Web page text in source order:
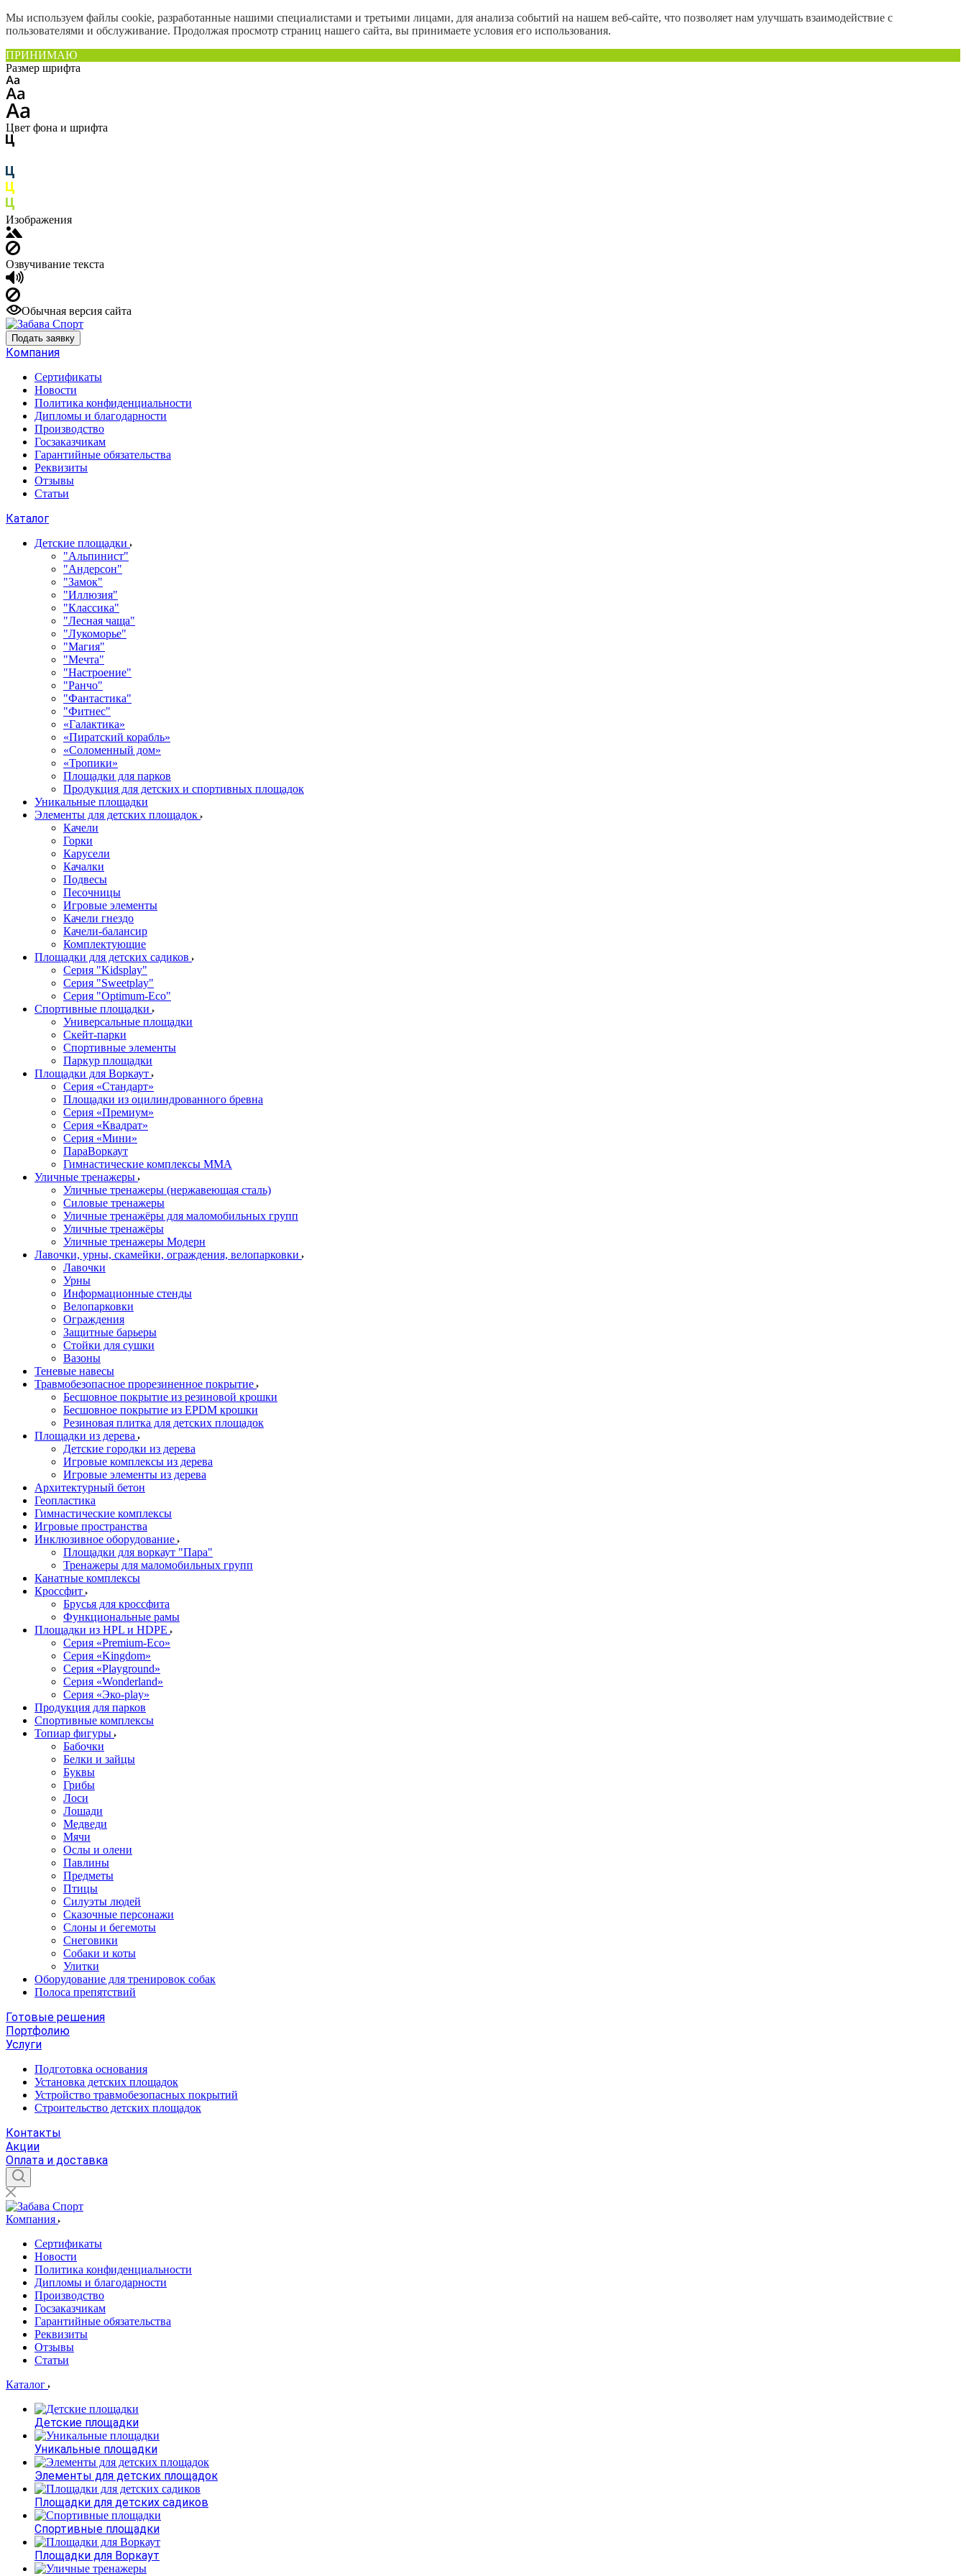
Мы используем файлы cookie, разработанные нашими специалистами и третьими лицами, для анализа событий на нашем веб-сайте, что позволяет нам улучшать взаимодействие с
пользователями и обслуживание. Продолжая просмотр страниц нашего сайта, вы принимаете условия его использования.
ПРИНИМАЮ
Размер шрифта
Цвет фона и шрифта
Изображения
Озвучивание текста
Обычная версия сайта
Подать заявку
Компания
Сертификаты
Новости
Политика конфиденциальности
Дипломы и благодарности
Производство
Госзаказчикам
Гарантийные обязательства
Реквизиты
Отзывы
Статьи
Каталог
Детские площадки
"Альпинист"
"Андерсон"
"Замок"
"Иллюзия"
"Классика"
"Лесная чаща"
"Лукоморье"
"Магия"
"Мечта"
"Настроение"
"Ранчо"
"Фантастика"
"Фитнес"
«Галактика»
«Пиратский корабль»
«Соломенный дом»
«Тропики»
Площадки для парков
Продукция для детских и спортивных площадок
Уникальные площадки
Элементы для детских площадок
Качели
Горки
Карусели
Качалки
Подвесы
Песочницы
Игровые элементы
Качели гнездо
Качели-балансир
Комплектующие
Площадки для детских садиков
Серия "Kidsplay"
Серия "Sweetplay"
Серия "Оptimum-Еco"
Спортивные площадки
Универсальные площадки
Скейт-парки
Спортивные элементы
Паркур площадки
Площадки для Воркаут
Серия «Стандарт»
Площадки из оцилиндрованного бревна
Серия «Премиум»
Серия «Квадрат»
Серия «Мини»
ПараВоркаут
Гимнастические комплексы ММА
Уличные тренажеры
Уличные тренажеры (нержавеющая сталь)
Силовые тренажеры
Уличные тренажёры для маломобильных групп
Уличные тренажёры
Уличные тренажеры Модерн
Лавочки, урны, скамейки, ограждения, велопарковки
Лавочки
Урны
Информационные стенды
Велопарковки
Ограждения
Защитные барьеры
Стойки для сушки
Вазоны
Теневые навесы
Травмобезопасное прорезиненное покрытие
Бесшовное покрытие из резиновой крошки
Бесшовное покрытие из EPDM крошки
Резиновая плитка для детских площадок
Площадки из дерева
Детские городки из дерева
Игровые комплексы из дерева
Игровые элементы из дерева
Архитектурный бетон
Геопластика
Гимнастические комплексы
Игровые пространства
Инклюзивное оборудование
Площадки для воркаут "Пара"
Тренажеры для маломобильных групп
Канатные комплексы
Кроссфит
Брусья для кроссфита
Функциональные рамы
Площадки из HPL и HDPE
Серия «Premium-Eco»
Серия «Kingdom»
Серия «Playground»
Серия «Wonderland»
Серия «Эко-play»
Продукция для парков
Спортивные комплексы
Топиар фигуры
Бабочки
Белки и зайцы
Буквы
Грибы
Лоси
Лошади
Медведи
Мячи
Ослы и олени
Павлины
Предметы
Птицы
Силуэты людей
Сказочные персонажи
Слоны и бегемоты
Снеговики
Собаки и коты
Улитки
Оборудование для тренировок собак
Полоса препятствий
Готовые решения
Портфолию
Услуги
Подготовка основания
Установка детских площадок
Устройство травмобезопасных покрытий
Строительство детских площадок
Контакты
Акции
Оплата и доставка
Компания
Сертификаты
Новости
Политика конфиденциальности
Дипломы и благодарности
Производство
Госзаказчикам
Гарантийные обязательства
Реквизиты
Отзывы
Статьи
Каталог
Детские площадки
Уникальные площадки
Элементы для детских площадок
Площадки для детских садиков
Спортивные площадки
Площадки для Воркаут